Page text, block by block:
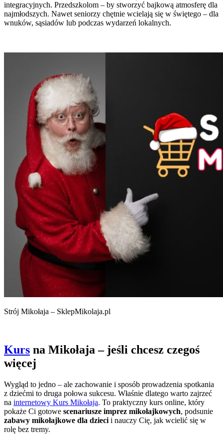
integracyjnych. Przedszkolom – by stworzyć bajkową atmosferę dla
najmłodszych. Nawet seniorzy chętnie wcielają się w świętego – dla
wnuków, sąsiadów lub podczas wydarzeń lokalnych.
Strój Mikołaja – SklepMikolaja.pl
Kurs na Mikołaja – jeśli chcesz czegoś
więcej
Wygląd to jedno – ale zachowanie i sposób prowadzenia spotkania
z dziećmi to druga połowa sukcesu. Właśnie dlatego warto zajrzeć
na internetowy Kurs Mikołaja. To praktyczny kurs online, który
pokaże Ci gotowe scenariusze imprez mikołajkowych, podsunie
zabawy mikołajkowe dla dzieci i nauczy Cię, jak wcielić się w
rolę bez tremy.